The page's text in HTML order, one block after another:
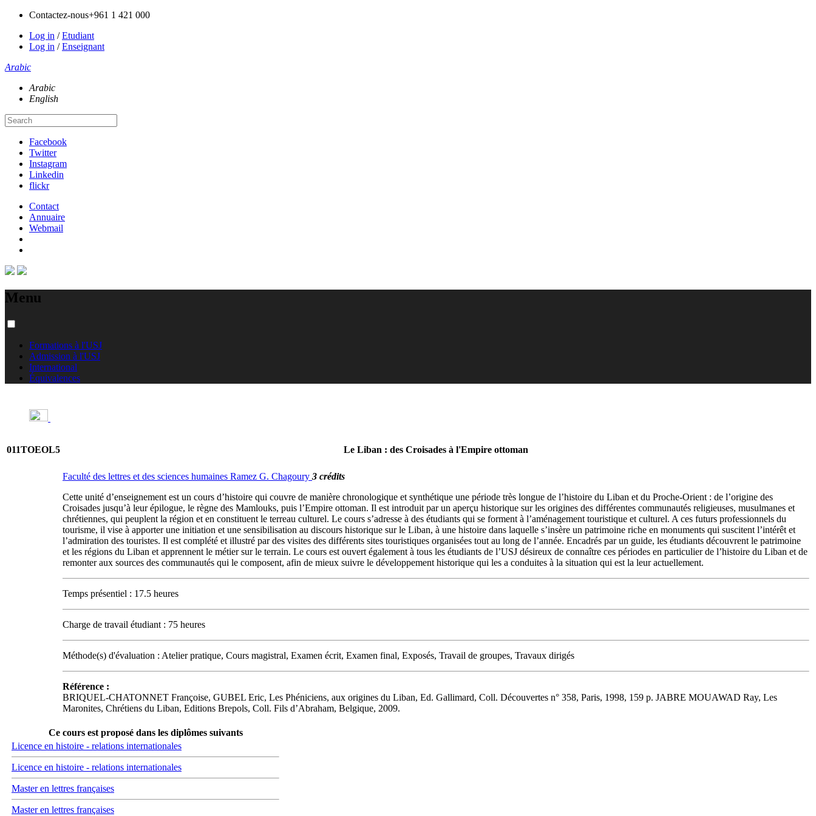
Contactez-nous+961 1 421 000
Log in /Etudiant
Log in /Enseignant
Arabic
Arabic
English
Facebook
Twitter
Instagram
Linkedin
flickr
Contact
Annuaire
Webmail
Menu
Formations à l'USJ
Admission à l'USJ
International
Équivalences
011TOEOL5 Le Liban : des Croisades à l'Empire ottoman
Faculté des lettres et des sciences humaines Ramez G. Chagoury 3 crédits
Cette unité d’enseignement est un cours d’histoire qui couvre de manière chronologique et synthétique une période très longue de l’histoire du Liban et du Proche-Orient : de l’origine des
Croisades jusqu’à leur épilogue, le règne des Mamlouks, puis l’Empire ottoman. Il est introduit par un aperçu historique sur les origines des différentes communautés religieuses, musulmanes et
chrétiennes, qui peuplent la région et en constituent le terreau culturel. Le cours s’adresse à des étudiants qui se forment à l’aménagement touristique et culturel. A ces futurs professionnels du
tourisme, il vise à apporter une initiation et une sensibilisation au discours historique sur le Liban, à une histoire dans laquelle s’insère un patrimoine riche en monuments qui suscitent l’intérêt et
l’admiration des touristes. Il est complété et illustré par des visites des différents sites touristiques organisées tout au long de l’année. Encadrés par un guide, les étudiants découvrent le patrimoine
et les régions du Liban et apprennent le métier sur le terrain. Le cours est ouvert également à tous les étudiants de l’USJ désireux de connaître ces périodes en particulier de l’histoire du Liban et de
remonter aux sources des communautés qui le composent, afin de mieux suivre le développement historique qui les a conduites à la situation qui est la leur actuellement.
Temps présentiel : 17.5 heures
Charge de travail étudiant : 75 heures
Méthode(s) d'évaluation : Atelier pratique, Cours magistral, Examen écrit, Examen final, Exposés, Travail de groupes, Travaux dirigés
Référence :
BRIQUEL-CHATONNET Françoise, GUBEL Eric, Les Phéniciens, aux origines du Liban, Ed. Gallimard, Coll. Découvertes n° 358, Paris, 1998, 159 p. JABRE MOUAWAD Ray, Les
Maronites, Chrétiens du Liban, Editions Brepols, Coll. Fils d’Abraham, Belgique, 2009.
Ce cours est proposé dans les diplômes suivants
Licence en histoire - relations internationales
Licence en histoire - relations internationales
Master en lettres françaises
Master en lettres françaises